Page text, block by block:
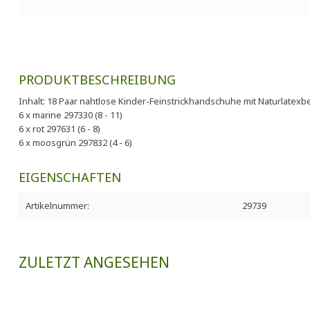
PRODUKTBESCHREIBUNG
Inhalt: 18 Paar nahtlose Kinder-Feinstrickhandschuhe mit
6 x marine 297330 (8 - 11)
6 x rot 297631 (6 - 8)
6 x moosgrün 297832 (4 - 6)
EIGENSCHAFTEN
Artikelnummer: 29739
ZULETZT ANGESEHEN